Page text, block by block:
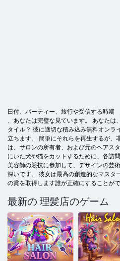
日付、パーティー、旅行や受信する時期
、あなたは完璧な見ています。 あなた
タイル？ 彼に適切な積み込み無料オンラ
立ちます。 簡単にそれらを再生するが、
は、サロンの所有者、および元のヘアス
にいた犬や猫をカットするために、各訪
美容師の競技に参加して、デザインの芸
深いです。 彼女は最高の創造的なマスタ
の賞を取得します誰が正確にすることがで
最新の 理髪店のゲーム